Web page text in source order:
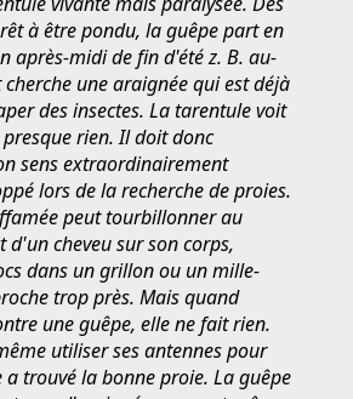
à être pondu, la guêpe part en
après-midi de fin d'été z. B. au-
cherche une araignée qui est déjà
des insectes. La tarentule voit
rien. Il doit donc
sens extraordinairement
lors de la recherche de proies.
peut tourbillonner au
cheveu sur son corps,
dans un grillon ou un mille-
trop près. Mais quand
une guêpe, elle ne fait rien.
utiliser ses antennes pour
a trouvé la bonne proie. La guêpe